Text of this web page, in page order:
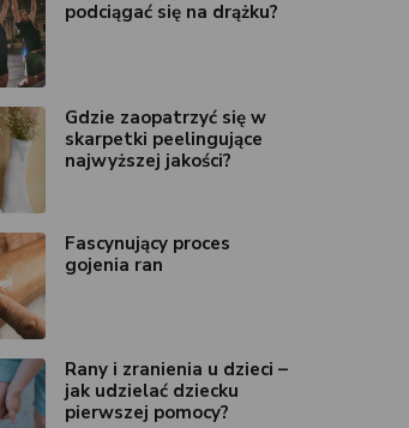
podciągać się na drążku?
Gdzie zaopatrzyć się w
skarpetki peelingujące
najwyższej jakości?
Fascynujący proces
gojenia ran
Rany i zranienia u dzieci –
jak udzielać dziecku
pierwszej pomocy?